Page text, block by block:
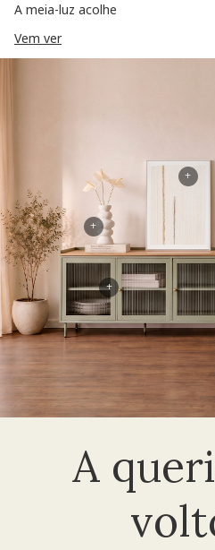
A meia-luz acolhe
Vem ver
A
+
+
+